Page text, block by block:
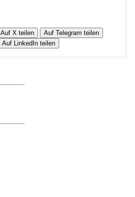
Auf X teilen
Auf Telegram teilen
Auf LinkedIn teilen